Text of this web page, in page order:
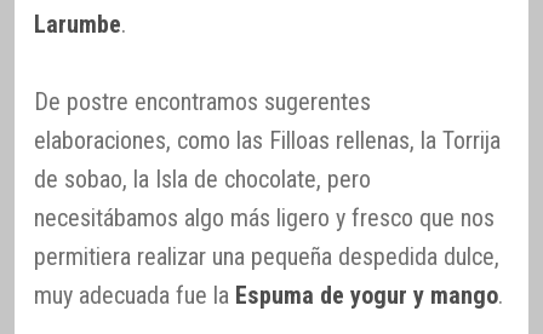
Larumbe.
De postre encontramos sugerentes
elaboraciones, como las Filloas rellenas, la Torrija
de sobao, la Isla de chocolate, pero
necesitábamos algo más ligero y fresco que nos
permitiera realizar una pequeña despedida dulce,
muy adecuada fue la Espuma de yogur y mango.